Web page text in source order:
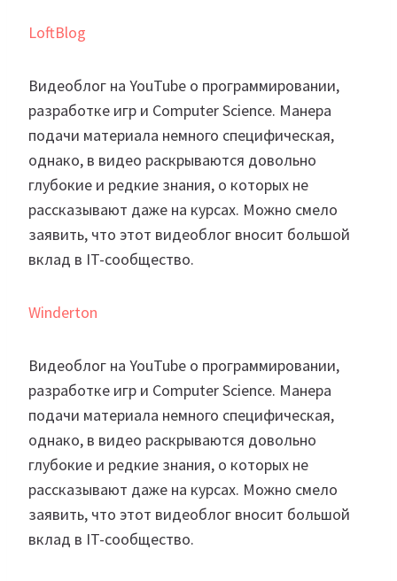
LoftBlog
Видеоблог на YouTube о программировании,
разработке игр и Computer Science. Манера
подачи материала немного специфическая,
однако, в видео раскрываются довольно
глубокие и редкие знания, о которых не
рассказывают даже на курсах. Можно смело
заявить, что этот видеоблог вносит большой
вклад в IT-сообщество.
Winderton
Видеоблог на YouTube о программировании,
разработке игр и Computer Science. Манера
подачи материала немного специфическая,
однако, в видео раскрываются довольно
глубокие и редкие знания, о которых не
рассказывают даже на курсах. Можно смело
заявить, что этот видеоблог вносит большой
вклад в IT-сообщество.